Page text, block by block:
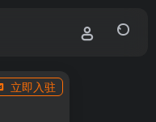
立即入驻